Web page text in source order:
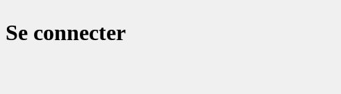
Se connecter